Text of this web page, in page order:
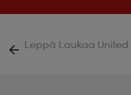
Leppä Laukaa United